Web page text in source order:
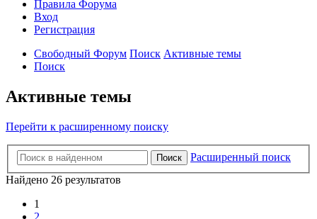
Правила Форума
Вход
Регистрация
Свободный Форум Поиск Активные темы
Поиск
Активные темы
Перейти к расширенному поиску
Поиск
Расширенный поиск
Найдено 26 результатов
1
2